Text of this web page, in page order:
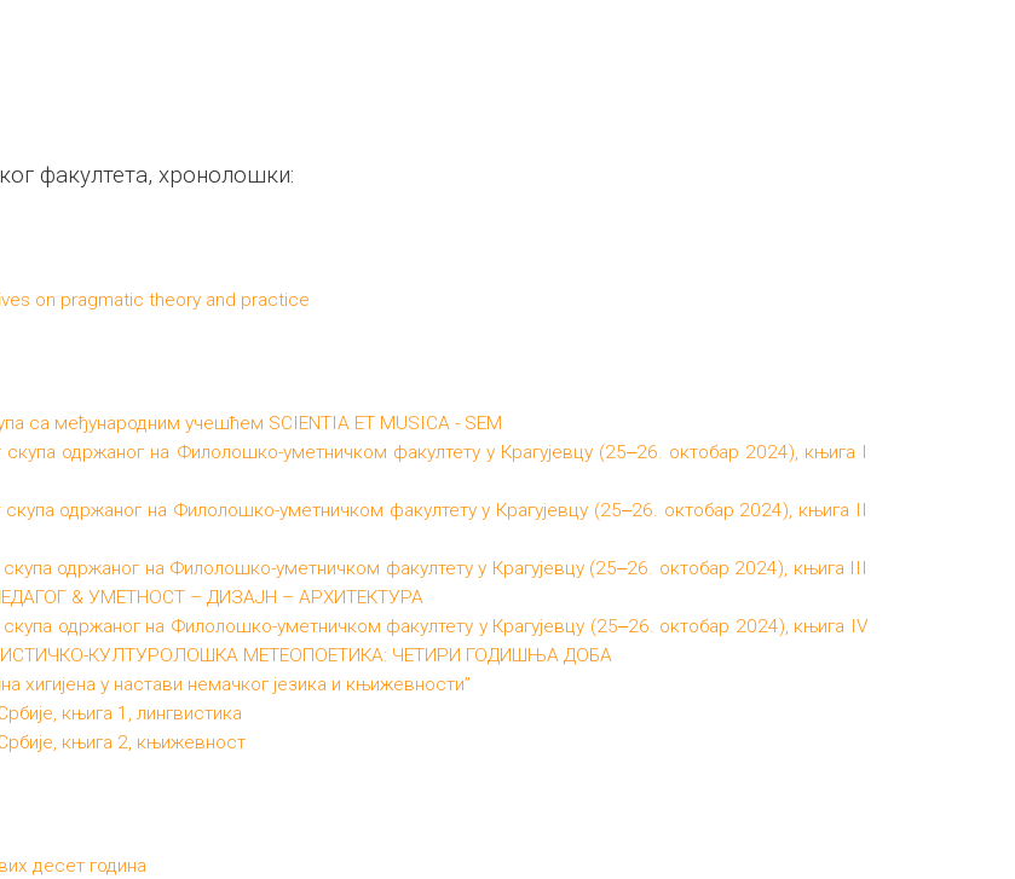
факултета, хронолошки:
on pragmatic theory and practice
са међународним учешћем SCIENTIA ET MUSICA - SEM
одржаног на Филолошко-уметничком факултету у Крагујевцу (25‒26. октобар 2024), књига I
одржаног на Филолошко-уметничком факултету у Крагујевцу (25‒26. октобар 2024), књига II
одржаног на Филолошко-уметничком факултету у Крагујевцу (25‒26. октобар 2024), књига III
& УМЕТНОСТ – ДИЗАЈН – АРХИТЕКТУРА
одржаног на Филолошко-уметничком факултету у Крагујевцу (25‒26. октобар 2024), књига IV
КУЛТУРОЛОШКА MЕТЕОПОЕТИКА: ЧЕТИРИ ГОДИШЊА ДОБА
хигијена у настави немачког језика и књижевности”
књига 1, лингвистика
књига 2, књижевност
десет година